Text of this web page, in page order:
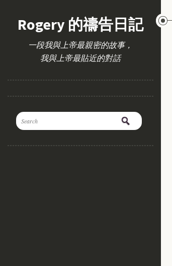
Rogery 的禱告日記
一段我與上帝最親密的故事，
我與上帝最貼近的對話